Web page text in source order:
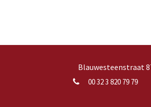
Blauwesteenstraat
00 32 3 820 79 79